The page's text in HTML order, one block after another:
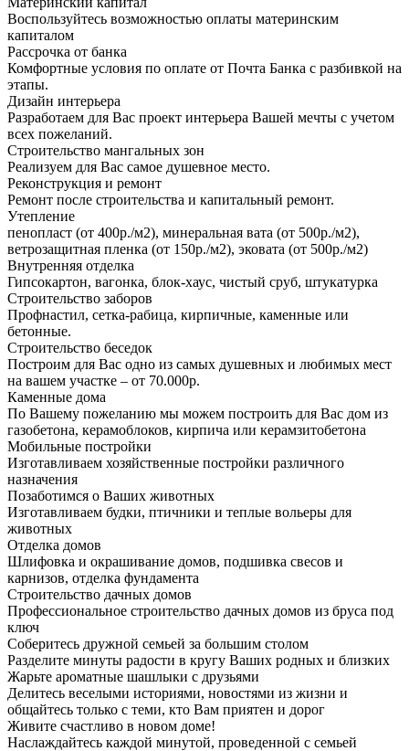
Воспользуйтесь возможностью оплаты материнским
капиталом
Рассрочка от банка
Комфортные условия по оплате от Почта Банка с разбивкой на
этапы.
Дизайн интерьера
Разработаем для Вас проект интерьера Вашей мечты с учетом
всех пожеланий.
Строительство мангальных зон
Реализуем для Вас самое душевное место.
Реконструкция и ремонт
Ремонт после строительства и капитальный ремонт.
Утепление
пенопласт (от 400р./м2), минеральная вата (от 500р./м2),
ветрозащитная пленка (от 150р./м2), эковата (от 500р./м2)
Внутренняя отделка
Гипсокартон, вагонка, блок-хаус, чистый сруб, штукатурка
Строительство заборов
Профнастил, сетка-рабица, кирпичные, каменные или
бетонные.
Строительство беседок
Построим для Вас одно из самых душевных и любимых мест
на вашем участке – от 70.000р.
Каменные дома
По Вашему пожеланию мы можем построить для Вас дом из
газобетона, керамоблоков, кирпича или керамзитобетона
Мобильные постройки
Изготавливаем хозяйственные постройки различного
назначения
Позаботимся о Ваших животных
Изготавливаем будки, птичники и теплые вольеры для
животных
Отделка домов
Шлифовка и окрашивание домов, подшивка свесов и
карнизов, отделка фундамента
Строительство дачных домов
Профессиональное строительство дачных домов из бруса под
ключ
Соберитесь дружной семьей за большим столом
Разделите минуты радости в кругу Ваших родных и близких
Жарьте ароматные шашлыки с друзьями
Делитесь веселыми историями, новостями из жизни и
общайтесь только с теми, кто Вам приятен и дорог
Живите счастливо в новом доме!
Наслаждайтесь каждой минутой, проведенной с семьей